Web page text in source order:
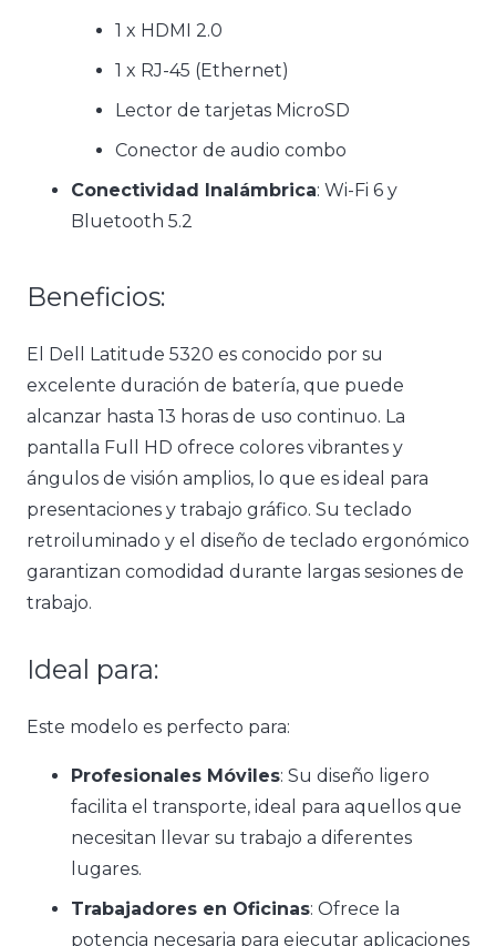
1 x HDMI 2.0
1 x RJ-45 (Ethernet)
Lector de tarjetas MicroSD
Conector de audio combo
Conectividad Inalámbrica: Wi-Fi 6 y
Bluetooth 5.2
Beneficios:
El Dell Latitude 5320 es conocido por su
excelente duración de batería, que puede
alcanzar hasta 13 horas de uso continuo. La
pantalla Full HD ofrece colores vibrantes y
ángulos de visión amplios, lo que es ideal para
presentaciones y trabajo gráfico. Su teclado
retroiluminado y el diseño de teclado ergonómico
garantizan comodidad durante largas sesiones de
trabajo​.
Ideal para:
Este modelo es perfecto para:
Profesionales Móviles: Su diseño ligero
facilita el transporte, ideal para aquellos que
necesitan llevar su trabajo a diferentes
lugares.
Trabajadores en Oficinas: Ofrece la
potencia necesaria para ejecutar aplicaciones